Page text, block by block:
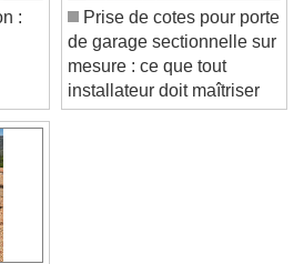
:
Prise de cotes pour porte
de garage sectionnelle sur
mesure : ce que tout
installateur doit maîtriser